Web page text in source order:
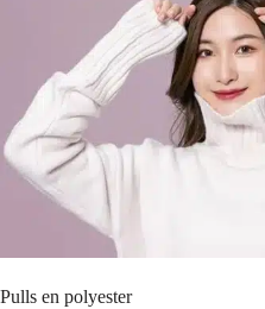
Pulls en polyester